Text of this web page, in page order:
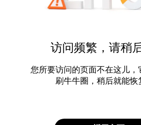
访问频繁，请稍
您所要访问的页面不在这儿，
刷牛牛圈，稍后就能恢